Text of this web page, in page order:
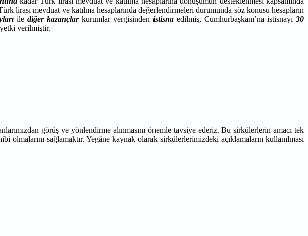
lirası mevduat ve katılma hesaplarında değerlendirmeleri durumunda söz konusu hesapların
ile diğer kazançlarkurumlar vergisinden istisnaedilmiş, Cumhurbaşkanı’na istisnayı30
verilmiştir.
görüş ve yönlendirme alınmasını önemle tavsiye ederiz. Bu sirkülerlerin amacı tek
sağlamaktır. Yegâne kaynak olarak sirkülerlerimizdeki açıklamaların kullanılması